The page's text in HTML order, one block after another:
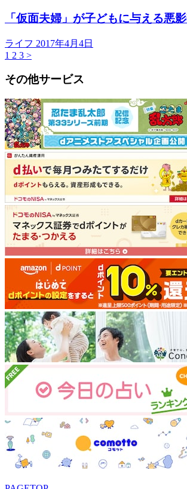
「仮面夫婦」が子どもに与える悪
ライフ 2017年4月4日
1 2 3 >
その他サービス